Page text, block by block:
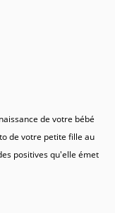
de votre bébé
de votre petite fille au
positives qu'elle émet